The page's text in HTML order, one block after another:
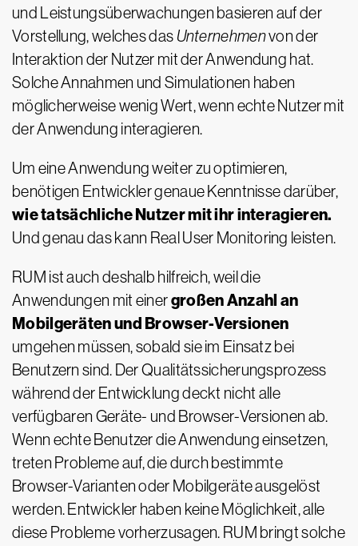
und Leistungsüberwachungen basieren auf der
Vorstellung, welches das Unternehmenvon der
Interaktion der Nutzer mit der Anwendung hat.
Solche Annahmen und Simulationen haben
möglicherweise wenig Wert, wenn echte Nutzer mit
der Anwendung interagieren.
Um eine Anwendung weiter zu optimieren,
benötigen Entwickler genaue Kenntnisse darüber,
wie tatsächliche Nutzer mit ihr interagieren.
Und genau das kann Real User Monitoring leisten.
RUM ist auch deshalb hilfreich, weil die
Anwendungen mit einergroßen Anzahl an
Mobilgeräten und Browser-Versionen
umgehen müssen, sobald sie im Einsatz bei
Benutzern sind. Der Qualitätssicherungsprozess
während der Entwicklung deckt nicht alle
verfügbaren Geräte- und Browser-Versionen ab.
Wenn echte Benutzer die Anwendung einsetzen,
treten Probleme auf, die durch bestimmte
Browser-Varianten oder Mobilgeräte ausgelöst
werden. Entwickler haben keine Möglichkeit, alle
diese Probleme vorherzusagen. RUM bringt solche